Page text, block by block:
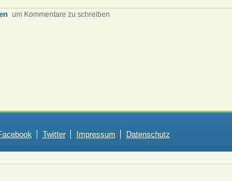
um Kommentare zu schreiben
Twitter Impressum Datenschutz